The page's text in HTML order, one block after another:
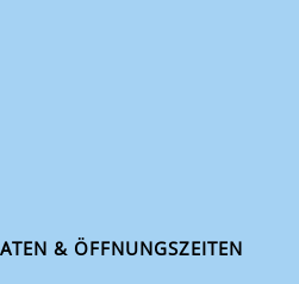
& ÖFFNUNGSZEITEN